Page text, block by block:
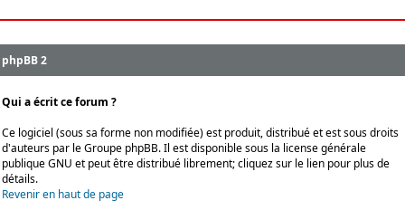
phpBB 2
Qui a écrit ce forum ?
Ce logiciel (sous sa forme non modifiée) est produit, distribué et est sous droits
d'auteurs par leGroupe phpBB. Il est disponible sous la license générale
publique GNU et peut être distribué librement; cliquez sur le lien pour plus de
détails.
Revenir en haut de page